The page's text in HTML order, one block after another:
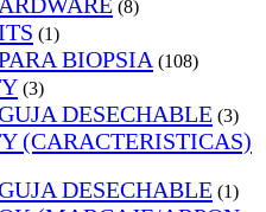
(8)
(1)
BIOPSIA (108)
(3)
DESECHABLE (3)
(CARACTERISTICAS)
DESECHABLE (1)